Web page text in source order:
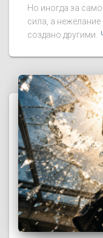
Но иногда за
сила, а
создано другими.